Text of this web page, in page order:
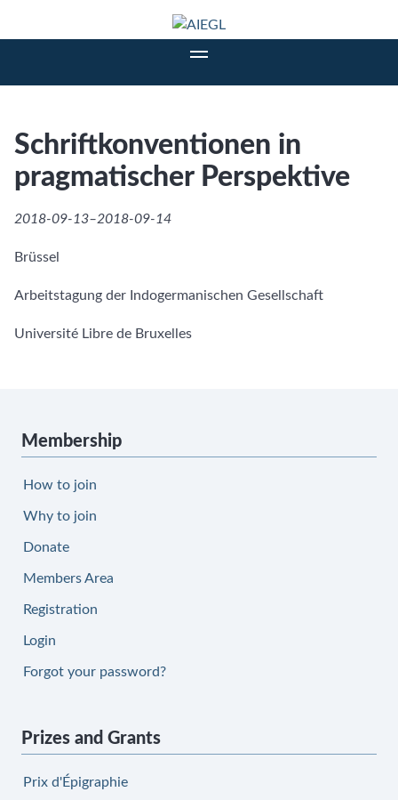
Schriftkonventionen in
pragmatischer Perspektive
2018-09-13–2018-09-14
Brüssel
Arbeitstagung der Indogermanischen Gesellschaft
Université Libre de Bruxelles
Membership
How to join
Why to join
Donate
Members Area
Registration
Login
Forgot your password?
Prizes and Grants
Prix d'Épigraphie